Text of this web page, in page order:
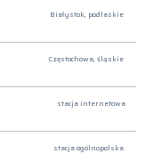
Białystok, podlaskie
Częstochowa, śląskie
stacja internetowa
stacja ogólnopolska